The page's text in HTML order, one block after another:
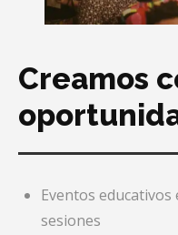
Creamos
Eventos
sesiones